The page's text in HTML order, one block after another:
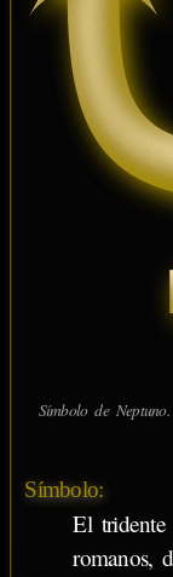
Símbolo de
Símbolo:
El
romanos,